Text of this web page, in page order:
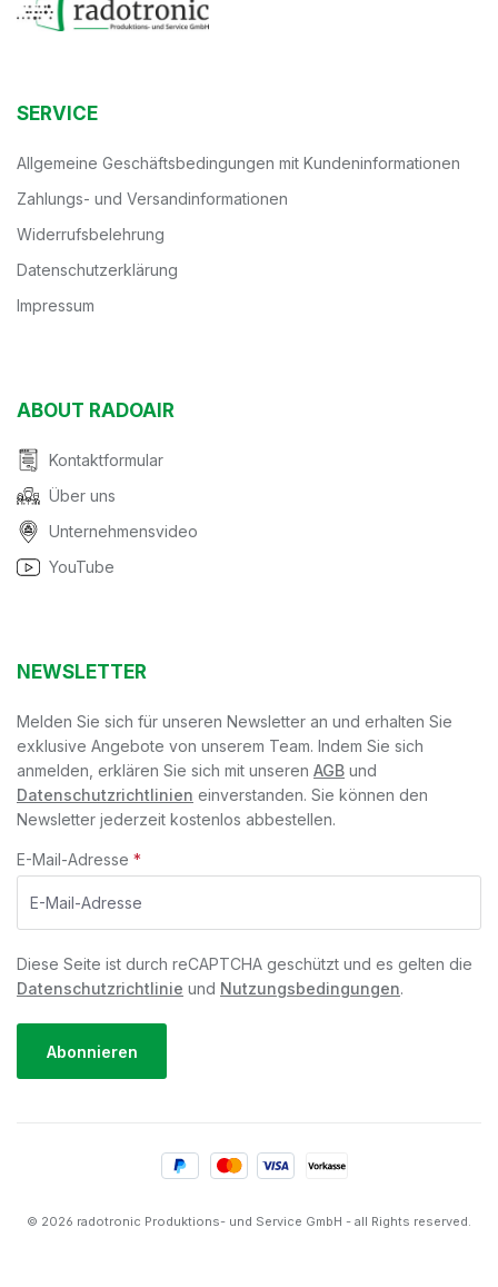
SERVICE
Allgemeine Geschäftsbedingungen mit Kundeninformationen
Zahlungs- und Versandinformationen
Widerrufsbelehrung
Datenschutzerklärung
Impressum
ABOUT RADOAIR
Kontaktformular
Über uns
Unternehmensvideo
YouTube
NEWSLETTER
Melden Sie sich für unseren Newsletter an und erhalten Sie
exklusive Angebote von unserem Team. Indem Sie sich
anmelden, erklären Sie sich mit unseren AGB und
Datenschutzrichtlinien einverstanden. Sie können den
Newsletter jederzeit kostenlos abbestellen.
E-Mail-Adresse *
Diese Seite ist durch reCAPTCHA geschützt und es gelten die
Datenschutzrichtlinie und Nutzungsbedingungen.
Abonnieren
© 2026 radotronic Produktions- und Service GmbH - all Rights reserved.